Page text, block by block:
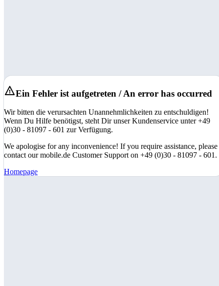
Ein Fehler ist aufgetreten / An error has occurred
Wir bitten die verursachten Unannehmlichkeiten zu entschuldigen!
Wenn Du Hilfe benötigst, steht Dir unser Kundenservice unter +49
(0)30 - 81097 - 601 zur Verfügung.
We apologise for any inconvenience! If you require assistance, please
contact our mobile.de Customer Support on +49 (0)30 - 81097 - 601.
Homepage